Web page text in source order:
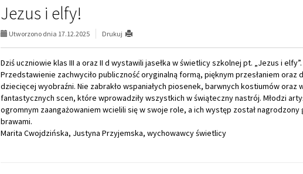
Jezus i elfy!
Utworzono dnia 17.12.2025 Drukuj
Dziś uczniowie klas III a oraz II d wystawili jasełka w świetlicy szkolnej pt. „Jezus i elfy”.
Przedstawienie zachwyciło publiczność oryginalną formą, pięknym przesłaniem oraz
dziecięcej wyobraźni. Nie zabrakło wspaniałych piosenek, barwnych kostiumów oraz
fantastycznych scen, które wprowadziły wszystkich w świąteczny nastrój. Młodzi
ogromnym zaangażowaniem wcielili się w swoje role, a ich występ został nagrodzony
brawami.
Marita Cwojdzińska, Justyna Przyjemska, wychowawcy świetlicy